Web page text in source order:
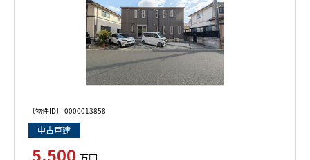
〔物件ID〕 0000013858
中古戸建
5,500